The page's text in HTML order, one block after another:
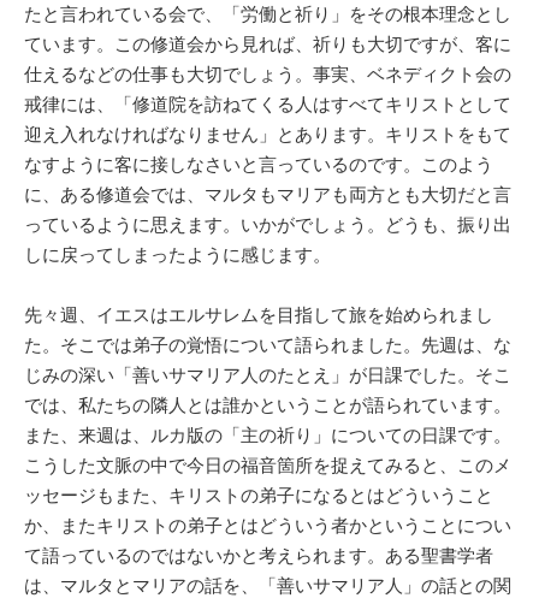
たと言われている会で、「労働と祈り」をその根本理念とし
ています。この修道会から見れば、祈りも大切ですが、客に
仕えるなどの仕事も大切でしょう。事実、ベネディクト会の
戒律には、「修道院を訪ねてくる人はすべてキリストとして
迎え入れなければなりません」とあります。キリストをもて
なすように客に接しなさいと言っているのです。このよう
に、ある修道会では、マルタもマリアも両方とも大切だと言
っているように思えます。いかがでしょう。どうも、振り出
しに戻ってしまったように感じます。
先々週、イエスはエルサレムを目指して旅を始められまし
た。そこでは弟子の覚悟について語られました。先週は、な
じみの深い「善いサマリア人のたとえ」が日課でした。そこ
では、私たちの隣人とは誰かということが語られています。
また、来週は、ルカ版の「主の祈り」についての日課です。
こうした文脈の中で今日の福音箇所を捉えてみると、このメ
ッセージもまた、キリストの弟子になるとはどういうこと
か、またキリストの弟子とはどういう者かということについ
て語っているのではないかと考えられます。ある聖書学者
は、マルタとマリアの話を、「善いサマリア人」の話との関